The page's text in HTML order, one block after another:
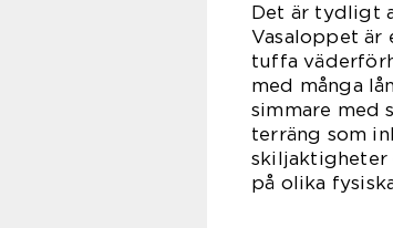
Det är tydligt
Vasaloppet är
tuffa
med många
simmare med
terräng som
skiljaktigheter
på olika